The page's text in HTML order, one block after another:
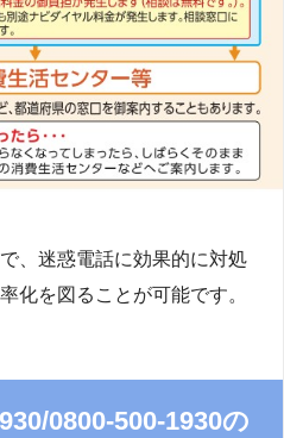
、迷惑電話に効果的に対処
化を図ることが可能です。
0800-500-1930の